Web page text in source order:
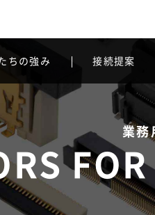
ちの強み 接続提案
業務